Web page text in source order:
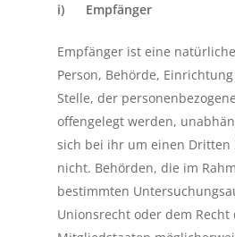
i) Empfänger
Empfänger ist eine
Person, Behörde,
Stelle, der
offengelegt werden,
sich bei ihr um einen Dritten
nicht. Behörden, die im
bestimmten
Unionsrecht oder dem Recht